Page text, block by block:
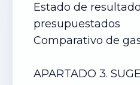
Estado de
presupuestados
Comparativo de
APARTADO 3.